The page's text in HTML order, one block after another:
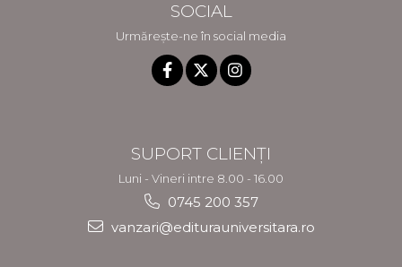
SOCIAL
Urmărește-ne în social media
SUPORT CLIENȚI
Luni - Vineri intre 8.00 - 16.00
0745 200 357
vanzari@editurauniversitara.ro